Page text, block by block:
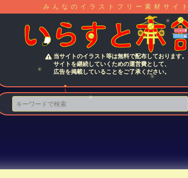
みんなのイラストフリー素材サイト
当サイトのイラスト等は無料で配布しております。
サイトを継続していくための運営費として、
広告を掲載していることをご了承ください。